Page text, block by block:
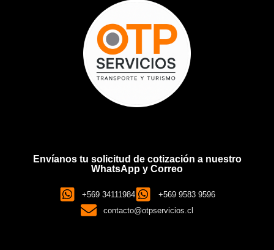
Envíanos tu solicitud de cotización a nuestro
WhatsApp y Correo
+569 34111984
+569 9583 9596
contacto@otpservicios.cl